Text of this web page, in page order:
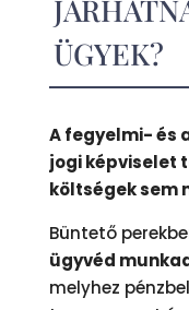
ÜGYEK?
A fegyelmi- és
jogi képviselet
költségek sem
Büntető
ügyvéd
melyhez